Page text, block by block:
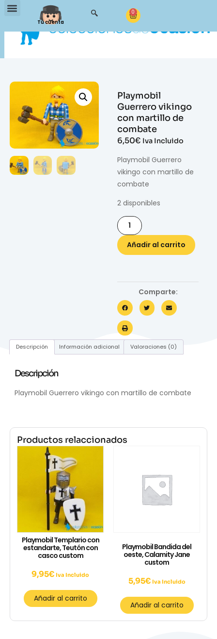
Tu cuenta
0
Playmobil
Guerrero vikingo
con martillo de
combate
6,50€ Iva Incluido
Playmobil Guerrero
vikingo con martillo de
combate
2 disponibles
Añadir al carrito
Comparte:
Descripción Información adicional Valoraciones (0)
Descripción
Playmobil Guerrero vikingo con martillo de combate
Productos relaccionados
Playmobil Templario con
estandarte, Teutón con
casco custom
9,95€ Iva Incluido
Añadir al carrito
Playmobil Bandida del
oeste, Calamity Jane
custom
5,95€ Iva Incluido
Añadir al carrito